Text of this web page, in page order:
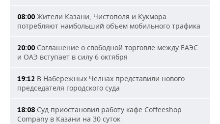
08:00 Жители Казани, Чистополя и Кукмора
потребляют наибольший объем мобильного трафика
20:00 Соглашение о свободной торговле между ЕАЭС
и ОАЭ вступает в силу 6 октября
19:12 В Набережных Челнах представили нового
председателя городского суда
18:08 Суд приостановил работу кафе Coffeeshop
Company в Казани на 30 суток